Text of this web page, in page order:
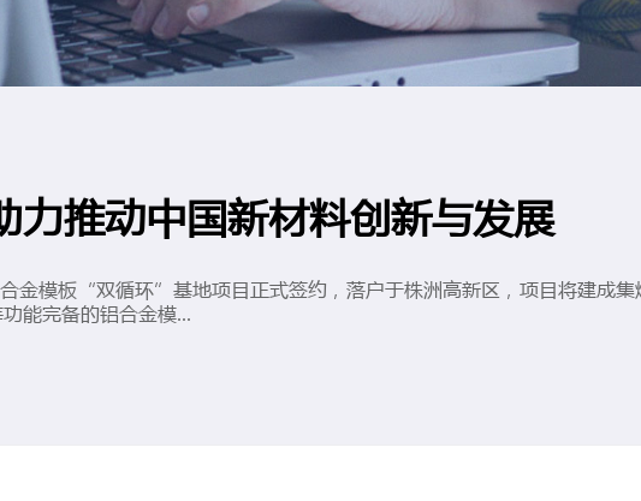
力推动中国新材料创新与发展
金模板“双循环”基地项目正式签约，落户于株洲高新区，项目将建成
能完备的铝合金模...